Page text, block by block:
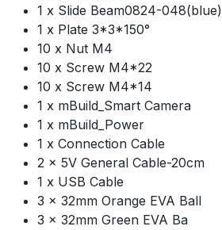
1 x Slide Beam0824-048(blue)
1 x Plate 3*3*150°
10 x Nut M4
10 x Screw M4*22
10 x Screw M4*14
1 x mBuild_Smart Camera
1 x mBuild_Power
1 x Connection Cable
2 x 5V General Cable-20cm
1 x USB Cable
3 x 32mm Orange EVA Ball
3 x 32mm Green EVA Ba